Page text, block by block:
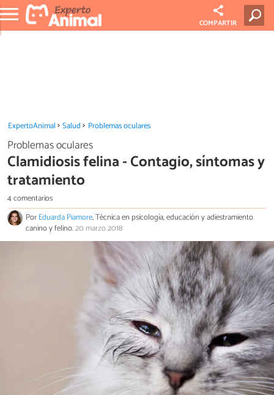
COMPARTIR
ExpertoAnimal Salud Problemas oculares
Problemas oculares
Clamidiosis felina - Contagio, síntomas y
tratamiento
4 comentarios
PorEduarda Piamore, Técnica en psicología, educación y adiestramiento
canino y felino.20 marzo 2018